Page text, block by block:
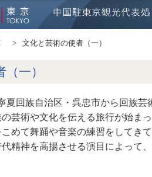
文化と芸術の使者（一）
一）
夏回族自治区・呉忠市から回族
芸術や文化を伝える旅行が始ま
めて舞踊や音楽の練習をしてき
精神を高揚させる演目によって